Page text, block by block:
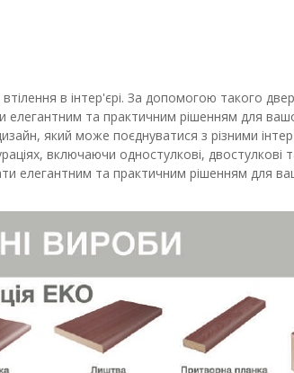
в інтер'єрі. За допомогою такого
та практичним рішенням для
який може поєднуватися з різними
включаючи одностулкові,
елегантним та практичним рішенням для